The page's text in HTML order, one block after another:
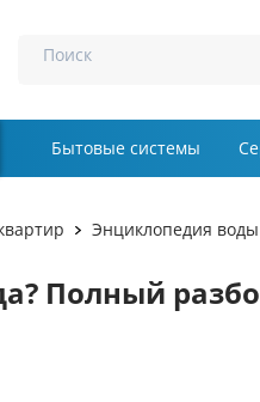
Поиск
Бытовые системы
Энциклопедия
Полный